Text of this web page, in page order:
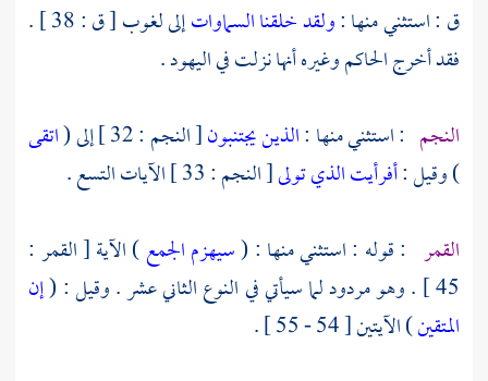
ق : استثني منها :ولقد خلقنا السماوات
إلى لغوب [ ق : 38 ] .
فقد أخرجالحاكموغيره أنها نزلت فياليهود.
النجم : استثني منها :الذين يجتنبون[ النجم : 32 ] إلى (
اتقى
) وقيل :أفرأيت الذي تولى[ النجم : 33 ] الآيات التسع .
القمر : قوله : استثني منها : (سيهزم الجمع) الآية [ القمر :
45 ] . وهو مردود لما سيأتي في النوع الثاني عشر . وقيل : (
إن
المتقين) الآيتين [ 54 - 55 ] .